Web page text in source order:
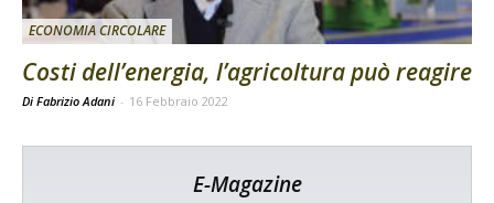
ECONOMIA CIRCOLARE
Costi dell’energia, l’agricoltura può reagire
Di Fabrizio Adani - 16 Febbraio 2022
E-Magazine